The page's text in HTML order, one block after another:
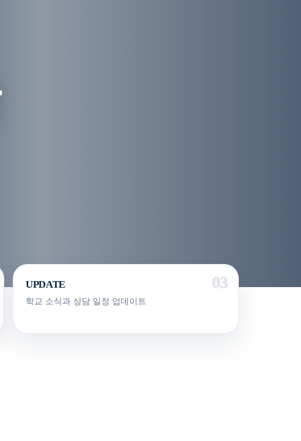
UPDATE
학교 소식과 상담 일정 업데이트